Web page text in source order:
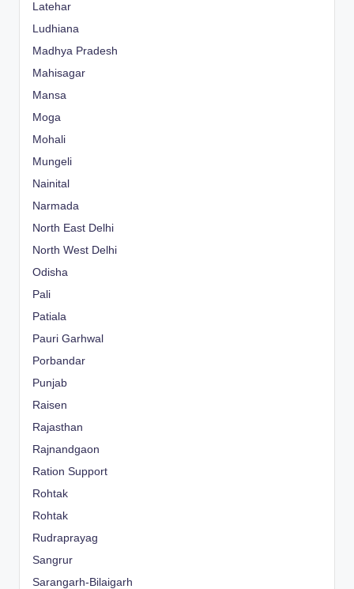
Latehar
Ludhiana
Madhya Pradesh
Mahisagar
Mansa
Moga
Mohali
Mungeli
Nainital
Narmada
North East Delhi
North West Delhi
Odisha
Pali
Patiala
Pauri Garhwal
Porbandar
Punjab
Raisen
Rajasthan
Rajnandgaon
Ration Support
Rohtak
Rohtak
Rudraprayag
Sangrur
Sarangarh-Bilaigarh